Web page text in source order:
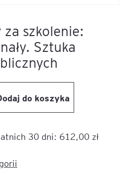
za szkolenie:
Sztuka
do koszyka
30 dni: 612,00 zł